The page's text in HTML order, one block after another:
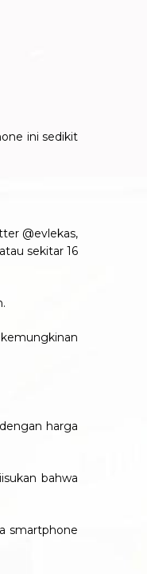
ini sedikit
@evlekas,
sekitar 16
harga
bahwa
smartphone